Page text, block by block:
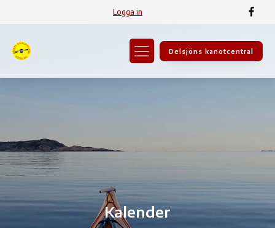
Logga in
Delsjöns kanotcentral
Kalender